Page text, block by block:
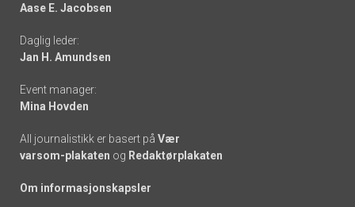
-
links
Aase E. Jacobsen
Daglig leder:
Jan H. Amundsen
Event manager:
Mina Hovden
All journalistikk er basert på Vær
varsom-plakaten og Redaktørplakaten
Om informasjonskapsler